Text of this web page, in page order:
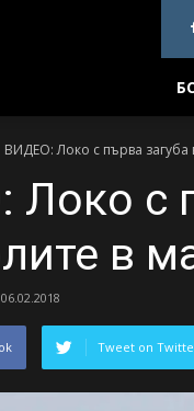
ВИДЕО: Локо с първа загуба
с
в
06.02.2018
Tweet on